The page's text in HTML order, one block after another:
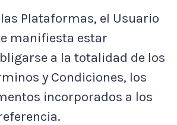
Plataformas, el Usuario
manifiesta estar
a la totalidad de los
y Condiciones, los
incorporados a los